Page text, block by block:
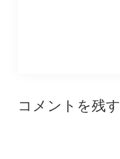
Reader
コメントを残す